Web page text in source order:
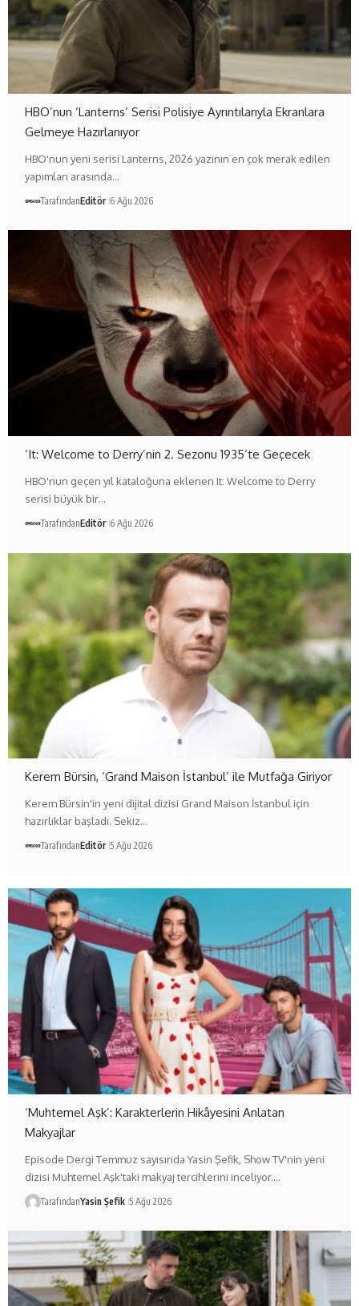
HBO’nun ‘Lanterns’ Serisi Polisiye Ayrıntılarıyla Ekranlara
Gelmeye Hazırlanıyor
HBO'nun yeni serisi Lanterns, 2026 yazının en çok merak edilen
yapımları arasında…
TarafındanEditör 6 Ağu 2026
‘It: Welcome to Derry’nin 2. Sezonu 1935’te Geçecek
HBO'nun geçen yıl kataloğuna eklenen It: Welcome to Derry
serisi büyük bir…
TarafındanEditör 6 Ağu 2026
Kerem Bürsin, ‘Grand Maison İstanbul’ ile Mutfağa Giriyor
Kerem Bürsin'in yeni dijital dizisi Grand Maison İstanbul için
hazırlıklar başladı. Sekiz…
TarafındanEditör 5 Ağu 2026
‘Muhtemel Aşk’: Karakterlerin Hikâyesini Anlatan
Makyajlar
Episode Dergi Temmuz sayısında Yasin Şefik, Show TV'nin yeni
dizisi Muhtemel Aşk'taki makyaj tercihlerini inceliyor.…
TarafındanYasin Şefik 5 Ağu 2026